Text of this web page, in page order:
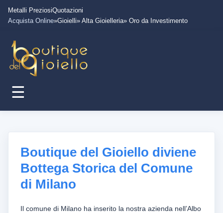
Metalli PreziosiQuotazioni
Acquista Online»Gioielli» Alta Gioielleria» Oro da Investimento
☰
Boutique del Gioiello diviene
Bottega Storica del Comune
di Milano
Il comune di Milano ha inserito la nostra azienda nell’Albo